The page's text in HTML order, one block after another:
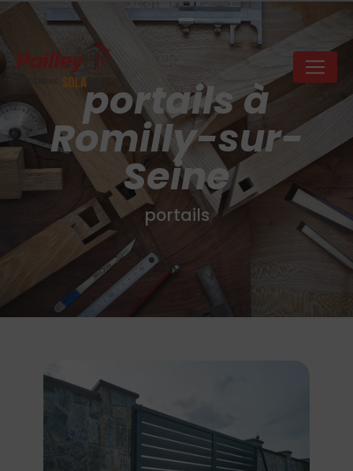
portails à
Romilly-sur-
Seine
portails
Panneau de gestion des cookies